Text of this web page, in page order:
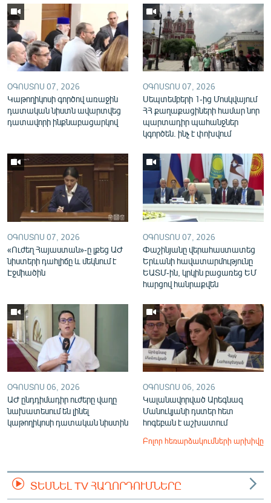
ՀԵՏԵՎԵՔ ՄԵԶ
«Ազատության» բոլոր կայքերը
ՕԳՈՍՏՈՍ 07, 2026
Կաթողիկոսի գործով առաջին
դատական նիստն ավարտվեց
դատավորի ինքնաբացարկով
ՕԳՈՍՏՈՍ 07, 2026
Սեպտեմբերի 1-ից Մոսկվայում
ՀՀ քաղաքացիների համար նոր
պարտադիր պահանջներ
կգործեն. ինչ է փոխվում
ՕԳՈՍՏՈՍ 07, 2026
«Ուժեղ Հայաստան»-ը լքեց ԱԺ
նիստերի դահլիճը և մեկնում է
Էջմիածին
ՕԳՈՍՏՈՍ 07, 2026
Փաշինյանը վերահաստատեց
Երևանի հավատարմությունը
ԵԱՏՄ-ին, կրկին բացառեց ԵՄ
հարցով հանրաքվեն
ՕԳՈՍՏՈՍ 06, 2026
ԱԺ ընդդիմադիր ուժերը վաղը
նախատեսում են լինել
կաթողիկոսի դատական նիստին
ՕԳՈՍՏՈՍ 06, 2026
Կալանավորված Արեգնազ
Մանուկյանի դստեր հետ
հոգեբան է աշխատում
Բոլոր հեռարձակումների արխիվը
ՏԵՍՆԵԼ TV ՀԱՂՈՐԴՈՒՄՆԵՐԸ